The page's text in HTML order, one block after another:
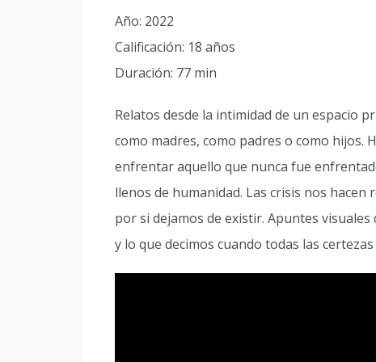
Año: 2022
Calificación: 18 años
Duración: 77 min
Relatos desde la intimidad de un espacio
como madres, como padres o como hijos.
enfrentar aquello que nunca fue
llenos de humanidad. Las crisis nos
por si dejamos de existir. Apuntes
y lo que decimos cuando todas las